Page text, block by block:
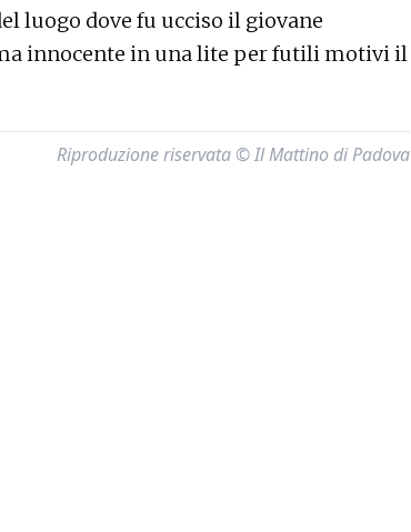
luogo dove fu ucciso il giovane
innocente in una lite per futili motivi il
Riproduzione riservata © Il Mattino di Padova